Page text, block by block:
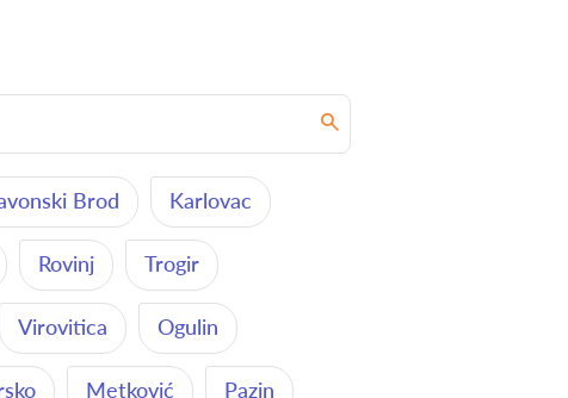
Brod Karlovac
Rovinj Trogir
Virovitica Ogulin
Metković Pazin